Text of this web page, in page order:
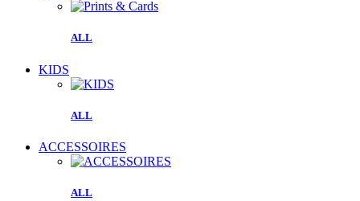
ALL
KIDS
ALL
ACCESSOIRES
ALL